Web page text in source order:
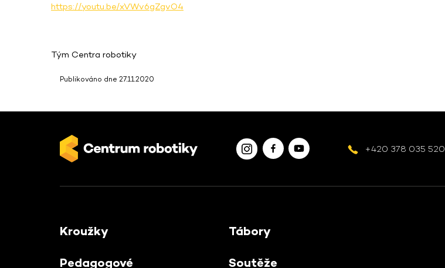
https://youtu.be/xVWv6gZgvO4
Tým Centra robotiky
Publikováno dne 27.11.2020
+420 378 035 520
Kroužky
Pedagogové
Tábory
Soutěže